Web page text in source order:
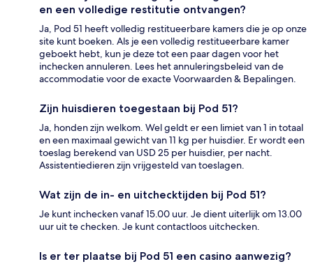
en een volledige restitutie ontvangen?
Ja, Pod 51 heeft volledig restitueerbare kamers die je op onze
site kunt boeken. Als je een volledig restitueerbare kamer
geboekt hebt, kun je deze tot een paar dagen voor het
inchecken annuleren. Lees het annuleringsbeleid van de
accommodatie voor de exacte Voorwaarden & Bepalingen.
Zijn huisdieren toegestaan bij Pod 51?
Ja, honden zijn welkom. Wel geldt er een limiet van 1 in totaal
en een maximaal gewicht van 11 kg per huisdier. Er wordt een
toeslag berekend van USD 25 per huisdier, per nacht.
Assistentiedieren zijn vrijgesteld van toeslagen.
Wat zijn de in- en uitchecktijden bij Pod 51?
Je kunt inchecken vanaf 15.00 uur. Je dient uiterlijk om 13.00
uur uit te checken. Je kunt contactloos uitchecken.
Is er ter plaatse bij Pod 51 een casino aanwezig?